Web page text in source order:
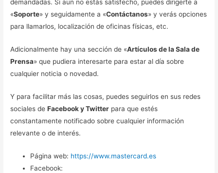
demandadas. Si aun no estás satisfecho, puedes dirigerte a
«Soporte» y seguidamente a «Contáctanos» y verás opciones
para llamarlos, localización de oficinas físicas, etc.
Adicionalmente hay una sección de «Artículos de la Sala de
Prensa» que pudiera interesarte para estar al día sobre
cualquier noticia o novedad.
Y para facilitar más las cosas, puedes seguirlos en sus redes
sociales deFacebook y Twitter para que estés
constantamente notificado sobre cualquier información
relevante o de interés.
Página web: https://www.mastercard.es
Facebook: